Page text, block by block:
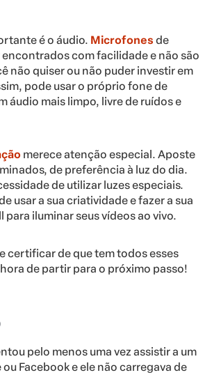
é o áudio. Microfones de
encontrados com facilidade e não são
não quiser ou não puder investir em
pode usar o próprio fone de
áudio mais limpo, livre de ruídos e
merece atenção especial. Aposte
de preferência à luz do dia.
de utilizar luzes especiais.
usar a sua criatividade e fazer a sua
para iluminar seus vídeos ao vivo.
certificar de que tem todos esses
de partir para o próximo passo!
pelo menos uma vez assistir a um
Facebook e ele não carregava de